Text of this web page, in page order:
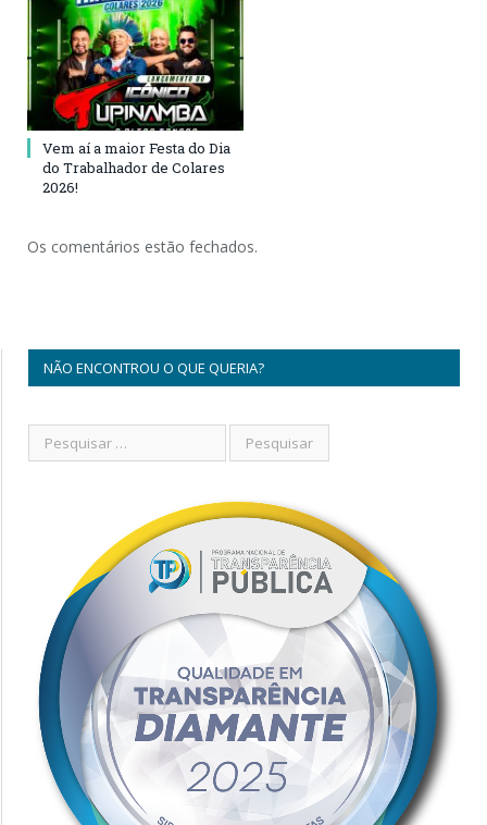
Vem aí a maior Festa do Dia
do Trabalhador de Colares
2026!
Os comentários estão fechados.
NÃO ENCONTROU O QUE QUERIA?